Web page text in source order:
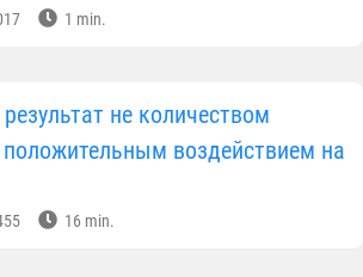
1 min.
не количеством
воздействием на
16 min.